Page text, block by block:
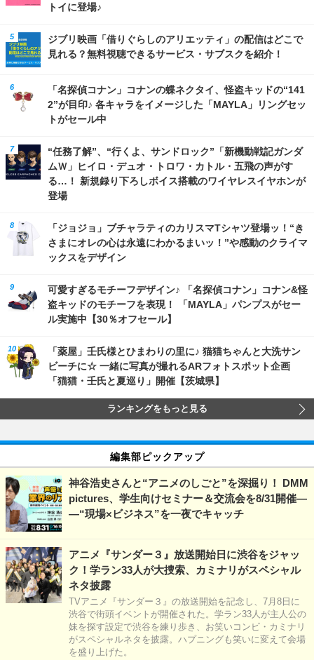
トイに登場♪
ジブリ映画「借りぐらしのアリエッティ」の配信はどこで
見れる？無料視聴できるサービス・サブスクを紹介！
「名探偵コナン」コナンの蝶ネクタイ、怪盗キッドの“141
2”が目印♪ 各キャラをイメージした「MAYLA」リングセッ
トがセール中
“任務了解”、“行くよ、サンドロック”「新機動戦記ガンダ
ムＷ」ヒイロ・デュオ・トロワ・カトル・五飛の声がす
る…！ 新規録り下ろしボイス搭載のワイヤレスイヤホンが
登場
「ジョジョ」ブチャラティのカリスマTシャツ登場ッ！“き
さまにオレの心は永遠にわかるまいッ！”や感動のクライマ
ックスをデザイン
可愛すぎるモチーフデザイン♪ 「名探偵コナン」コナン&怪
盗キッドのモチーフを表現！ 「MAYLA」パンプスがセー
ル実施中【30％オフセール】
「薬屋」壬氏様とひまわりの里に♪ 猫猫ちゃんと大洗サン
ビーチに☆ 一緒に写真が撮れるARフォトスポット企画
「猫猫・壬氏と夏巡り」開催【茨城県】
ランキングをもっと見る
編集部ピックアップ
神谷浩史さんと“アニメのしごと”を深掘り！ DMM
pictures、学生向けセミナー＆交流会を8/31開催―
―“現場×ビジネス”を一夜でキャッチ
アニメ『サンダー３』放送開始日に渋谷をジャッ
ク！学ラン33人が大捜索、カミナリがスペシャル
ネタ披露
TVアニメ『サンダー３』の放送開始を記念し、7月8日に
渋谷で街頭イベントが開催された。学ラン33人が主人公の
妹を探す設定で渋谷を練り歩き、お笑いコンビ・カミナリ
がスペシャルネタを披露。ハプニングも笑いに変えて会場
を盛り上げた。